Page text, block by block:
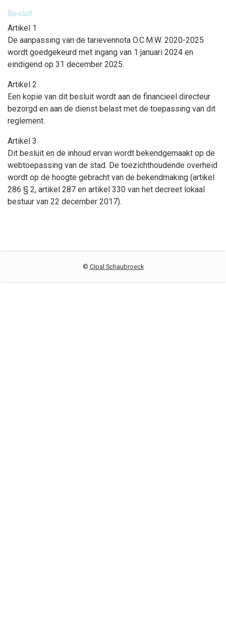
Besluit
Artikel 1
De aanpassing van de tarievennota O.C.M.W. 2020-2025
wordt goedgekeurd met ingang van 1 januari 2024 en
eindigend op 31 december 2025.
Artikel 2
Een kopie van dit besluit wordt aan de financieel directeur
bezorgd en aan de dienst belast met de toepassing van dit
reglement.
Artikel 3
Dit besluit en de inhoud ervan wordt bekendgemaakt op de
webtoepassing van de stad. De toezichthoudende overheid
wordt op de hoogte gebracht van de bekendmaking (artikel
286 § 2, artikel 287 en artikel 330 van het decreet lokaal
bestuur van 22 december 2017).
© Cipal Schaubroeck